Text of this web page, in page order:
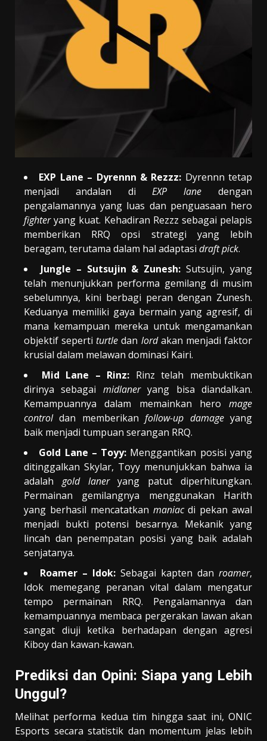
EXP Lane – Dyrennn & Rezzz: Dyrennn tetap
menjadi andalan diEXP lane dengan
pengalamannya yang luas dan penguasaan hero
fighteryang kuat. Kehadiran Rezzz sebagai pelapis
memberikan RRQ opsi strategi yang lebih
beragam, terutama dalam hal adaptasi draft pick.
Jungle – Sutsujin & Zunesh: Sutsujin, yang
telah menunjukkan performa gemilang di musim
sebelumnya, kini berbagi peran dengan Zunesh.
Keduanya memiliki gaya bermain yang agresif, di
mana kemampuan mereka untuk mengamankan
objektif sepertiturtle dan lordakan menjadi faktor
krusial dalam melawan dominasi Kairi.
Mid Lane – Rinz: Rinz telah membuktikan
dirinya sebagai midlaneryang bisa diandalkan.
Kemampuannya dalam memainkan hero mage
controldan memberikanfollow-up damageyang
baik menjadi tumpuan serangan RRQ.
Gold Lane – Toyy: Menggantikan posisi yang
ditinggalkan Skylar, Toyy menunjukkan bahwa ia
adalah gold laneryang patut diperhitungkan.
Permainan gemilangnya menggunakan Harith
yang berhasil mencatatkan maniacdi pekan awal
menjadi bukti potensi besarnya. Mekanik yang
lincah dan penempatan posisi yang baik adalah
senjatanya.
Roamer – Idok: Sebagai kapten dan roamer,
Idok memegang peranan vital dalam mengatur
tempo permainan RRQ. Pengalamannya dan
kemampuannya membaca pergerakan lawan akan
sangat diuji ketika berhadapan dengan agresi
Kiboy dan kawan-kawan.
Prediksi dan Opini: Siapa yang Lebih
Unggul?
Melihat performa kedua tim hingga saat ini, ONIC
Esports secara statistik dan momentum jelas lebih